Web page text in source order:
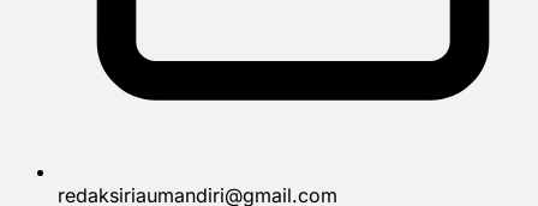
redaksiriaumandiri@gmail.com